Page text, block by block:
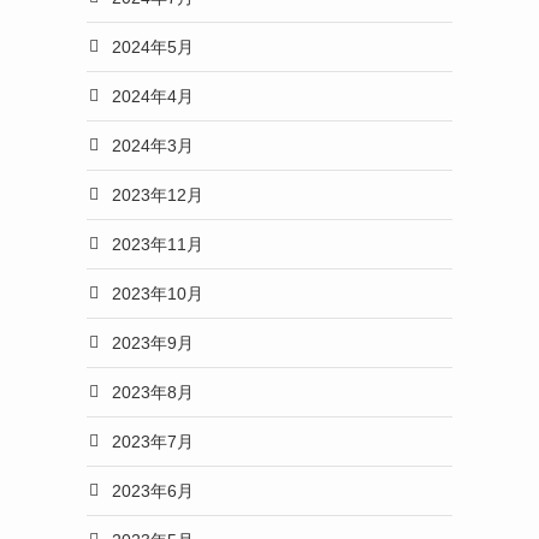
2024年5月
2024年4月
2024年3月
2023年12月
2023年11月
2023年10月
2023年9月
2023年8月
2023年7月
2023年6月